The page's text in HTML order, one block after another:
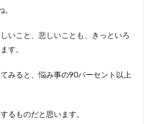
いこと、悲しいことも、きっといろ
す。
みると、悩み事の90パーセント以上
るものだと思います。